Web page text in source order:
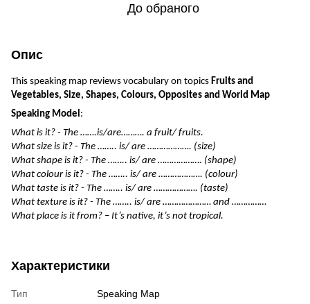
До обраного
Опис
This speaking map reviews vocabulary on topics Fruits and
Vegetables, Size, Shapes, Colours, Opposites and World Map
Speaking Model :
What is it? - The …….is/are………. a fruit/ fruits.
What size is it? - The …….. is/ are ………………. (size)
What shape is it? - The …….. is/ are ………………. (shape)
What colour is it? - The …….. is/ are ………………. (colour)
What taste is it? - The …….. is/ are ………………. (taste)
What texture is it? - The …….. is/ are ………………… and ……………
What place is it from? – It’s native, it’s not tropical.
Характеристики
Тип
Speaking Map